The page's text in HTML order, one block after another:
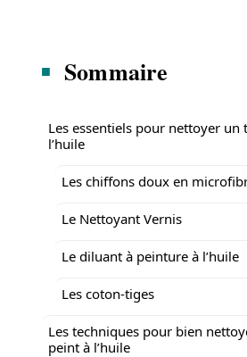
Sommaire
Les essentiels pour nettoyer un
l’huile
Les chiffons doux en
Le Nettoyant Vernis
Le diluant à peinture à l’huile
Les coton-tiges
Les techniques pour bien
peint à l’huile